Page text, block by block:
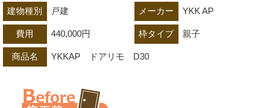
建物種別 戸建 メーカー YKK AP
費用 440,000円 枠タイプ 親子
商品名 YKKAP　ドアリモ　D30